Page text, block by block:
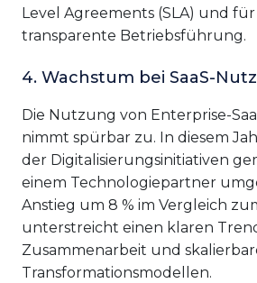
Level Agreements (SLA) und für
transparente Betriebsführung.
4. Wachstum bei SaaS-
Die Nutzung von Enterprise-
nimmt spürbar zu. In diesem
der Digitalisierungsinitiativen
einem Technologiepartner
Anstieg um 8 % im Vergleich
unterstreicht einen klaren
Zusammenarbeit und
Transformationsmodellen.